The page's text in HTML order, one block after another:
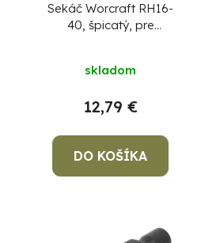
Sekáč Worcraft RH16-
40, špicatý, pre
skladom
12,79 €
DO KOŠÍKA